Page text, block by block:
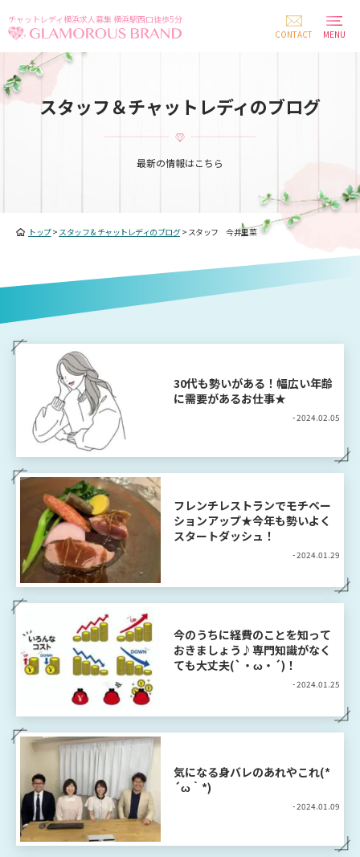
チャットレディ横浜求人募集 横浜駅西口徒歩5分
CONTACT
MENU
スタッフ＆チャットレディのブログ
最新の情報はこちら
トップ> スタッフ＆チャットレディのブログ> スタッフ 今井里菜
30代も勢いがある！幅広い年齢
に需要があるお仕事★
- 2024.02.05
フレンチレストランでモチベー
ションアップ★今年も勢いよく
スタートダッシュ！
- 2024.01.29
今のうちに経費のことを知って
おきましょう♪専門知識がなく
ても大丈夫(`・ω・´)！
- 2024.01.25
気になる身バレのあれやこれ(*
´ω｀*)
- 2024.01.09